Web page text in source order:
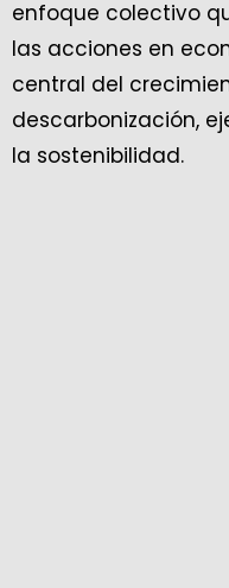
enfoque colectivo
las acciones en
central del
descarbonización,
la sostenibilidad.